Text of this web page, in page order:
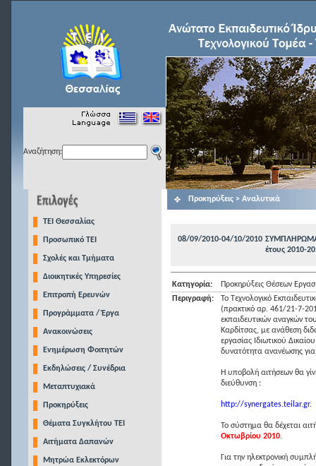
Αναζήτηση:
TEI Θεσσαλίας
Προσωπικό ΤΕΙ
Σχολές και Τμήματα
Διοικητικές Υπηρεσίες
Επιτροπή Ερευνών
Προγράμματα / Έργα
Ανακοινώσεις
Ενημέρωση Φοιτητών
Εκδηλώσεις / Συνέδρια
Μεταπτυχιακά
Προκηρύξεις
Θέματα Συγκλήτου ΤΕΙ
Αιτήματα Δαπανών
Μητρώα Εκλεκτόρων
Προκηρύξεις > Αναλυτικά
08/09/2010-04/10/2010
έτους 2010-
Κατηγορία:
Προκηρύξεις Θέσεων
Περιγραφή:
Το Τεχνολογικό
(πρακτικό αρ. 461/21-7-
εκπαιδευτικών αναγκών
Καρδίτσας, με ανάθεση
εργασίας Ιδιωτικού
δυνατότητα ανανέωσης
Η υποβολή αιτήσεων θα
διεύθυνση :
http://synergates.teilar.gr.
Το σύστημα θα δέχεται
Οκτωβρίου 2010.
Για την ηλεκτρονική